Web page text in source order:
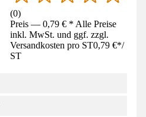
(0)
Preis — 0,79 € * Alle Preise
inkl. MwSt. und ggf. zzgl.
Versandkosten pro ST0,79 €*/
ST